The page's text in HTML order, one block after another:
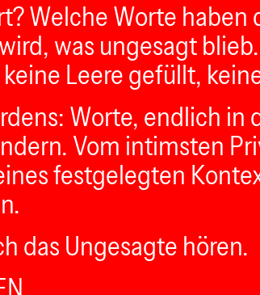
Welche Worte haben
was ungesagt
Leere gefüllt,
Worte, endlich
Vom intimsten
festgelegten
das Ungesagte hören.